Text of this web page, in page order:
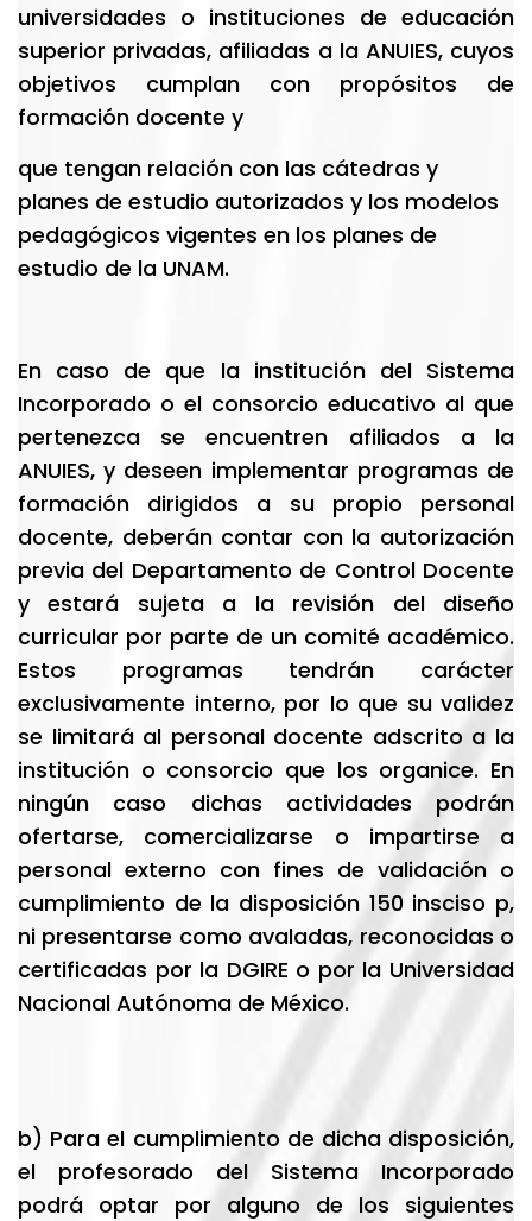
universidades o instituciones de educación
superior privadas, afiliadas a la ANUIES, cuyos
objetivos cumplan con propósitos de
formación docente y
que tengan relación con las cátedras y
planes de estudio autorizados y los modelos
pedagógicos vigentes en los planes de
estudio de la UNAM.
En caso de que la institución del Sistema
Incorporado o el consorcio educativo al que
pertenezca se encuentren afiliados a la
ANUIES, y deseen implementar programas de
formación dirigidos a su propio personal
docente, deberán contar con la autorización
previa del Departamento de Control Docente
y estará sujeta a la revisión del diseño
curricular por parte de un comité académico.
Estos programas tendrán carácter
exclusivamente interno, por lo que su validez
se limitará al personal docente adscrito a la
institución o consorcio que los organice. En
ningún caso dichas actividades podrán
ofertarse, comercializarse o impartirse a
personal externo con fines de validación o
cumplimiento de la disposición 150 insciso p,
ni presentarse como avaladas, reconocidas o
certificadas por la DGIRE o por la Universidad
Nacional Autónoma de México.
b) Para el cumplimiento de dicha disposición,
el profesorado del Sistema Incorporado
podrá optar por alguno de los siguientes